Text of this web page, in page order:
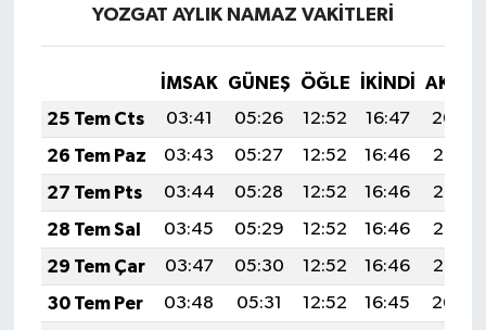
YOZGAT AYLIK NAMAZ VAKITLERI
İMSAK GÜNEŞ ÖĞLE İKINDI
25 Tem Cts
03:41 05:26 12:52 16:47
20:09
26 Tem Paz
03:43 05:27 12:52 16:46
20:08
27 Tem Pts
03:44 05:28 12:52 16:46
20:07
28 Tem Sal
03:45 05:29 12:52 16:46
20:06
29 Tem Çar
03:47 05:30 12:52 16:46
20:05
30 Tem Per
03:48 05:31 12:52 16:45
20:04